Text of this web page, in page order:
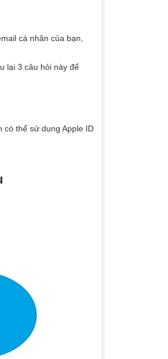
cá nhân của bạn,
lại 3 câu hỏi này để
có thể sử dụng Apple ID